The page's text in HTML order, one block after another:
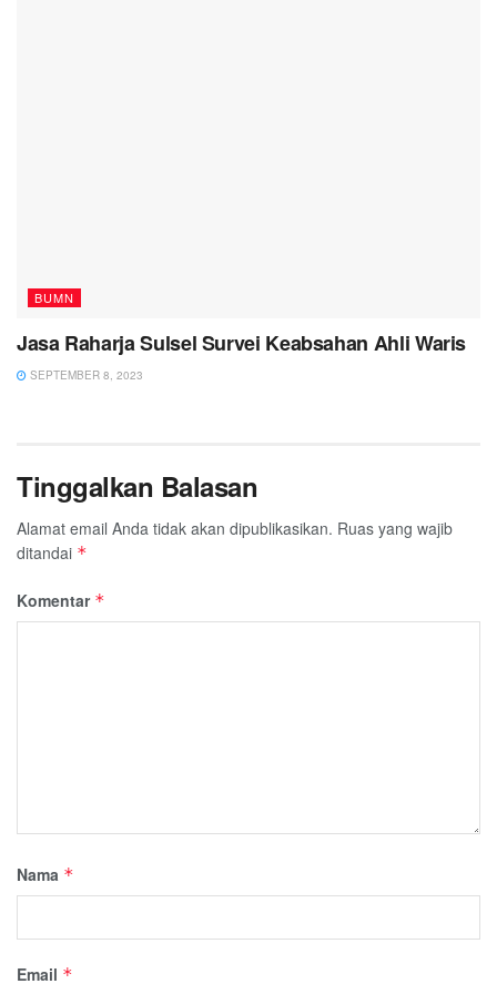
BUMN
Jasa Raharja Sulsel Survei Keabsahan Ahli Waris
SEPTEMBER 8, 2023
Tinggalkan Balasan
Alamat email Anda tidak akan dipublikasikan. Ruas yang wajib
ditandai *
Komentar *
Nama *
Email *